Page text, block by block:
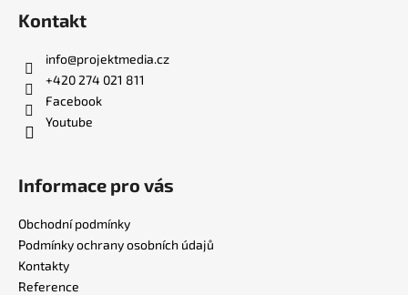
Kontakt
info@projektmedia.cz
+420 274 021 811
Facebook
Youtube
Informace pro vás
Obchodní podmínky
Podmínky ochrany osobních údajů
Kontakty
Reference